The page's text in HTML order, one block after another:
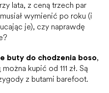
lata, z ceną trzech par
wymienić po roku (i
je), czy naprawdę
buty do chodzenia boso,
można kupić od 111 zł. Są
z butami barefoot.